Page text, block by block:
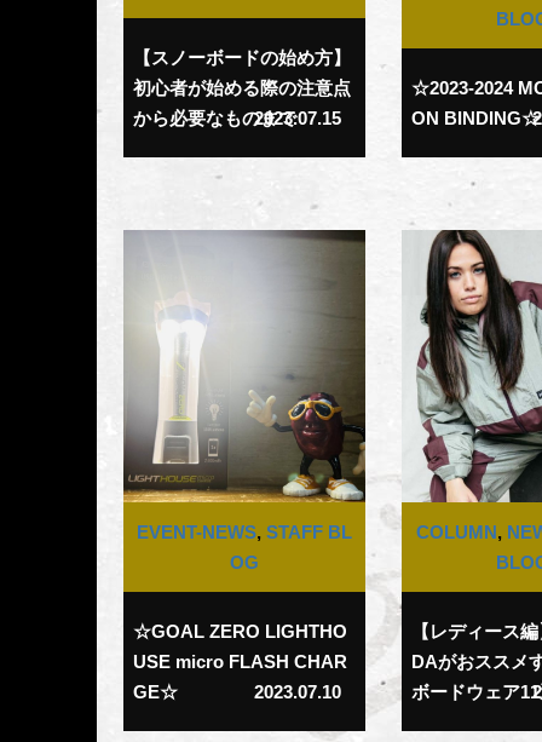
【スノーボードの始め方】
初心者が始める際の注意点
から必要なものまで2023.07.15
☆2023-2024
ON BINDING☆
EVENT-NEWS,STAFF BL
OG
☆GOAL ZERO LIGHTHO
USE micro FLASH CHAR
GE☆
2023.07.10
COLUMN,
【レディース
DAがおススメ
ボードウェア